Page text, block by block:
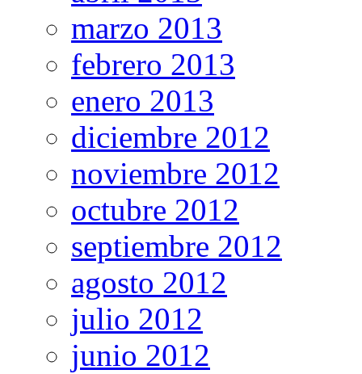
marzo 2013
febrero 2013
enero 2013
diciembre 2012
noviembre 2012
octubre 2012
septiembre 2012
agosto 2012
julio 2012
junio 2012